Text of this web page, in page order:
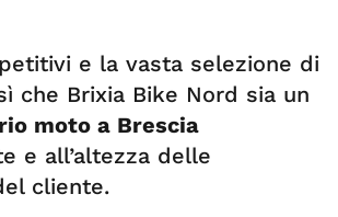
e la vasta selezione di
che Brixia Bike Nord sia un
moto a Brescia
e all’altezza delle
cliente.